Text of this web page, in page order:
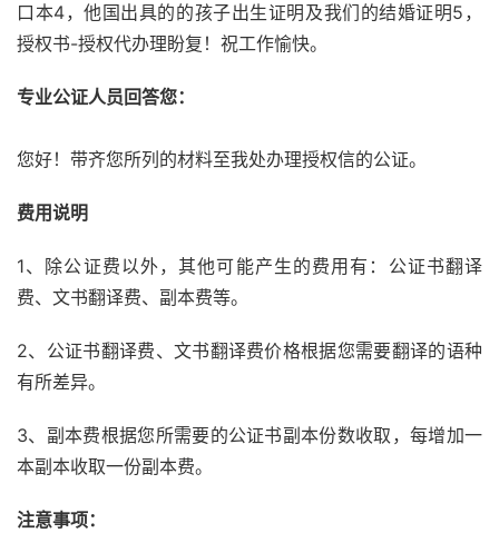
口本4，他国出具的的孩子出生证明及我们的结婚证明5，
授权书-授权代办理盼复！祝工作愉快。
专业公证人员回答您：
您好！带齐您所列的材料至我处办理授权信的公证。
费用说明
1、除公证费以外，其他可能产生的费用有：公证书翻译
费、文书翻译费、副本费等。
2、公证书翻译费、文书翻译费价格根据您需要翻译的语种
有所差异。
3、副本费根据您所需要的公证书副本份数收取，每增加一
本副本收取一份副本费。
注意事项：